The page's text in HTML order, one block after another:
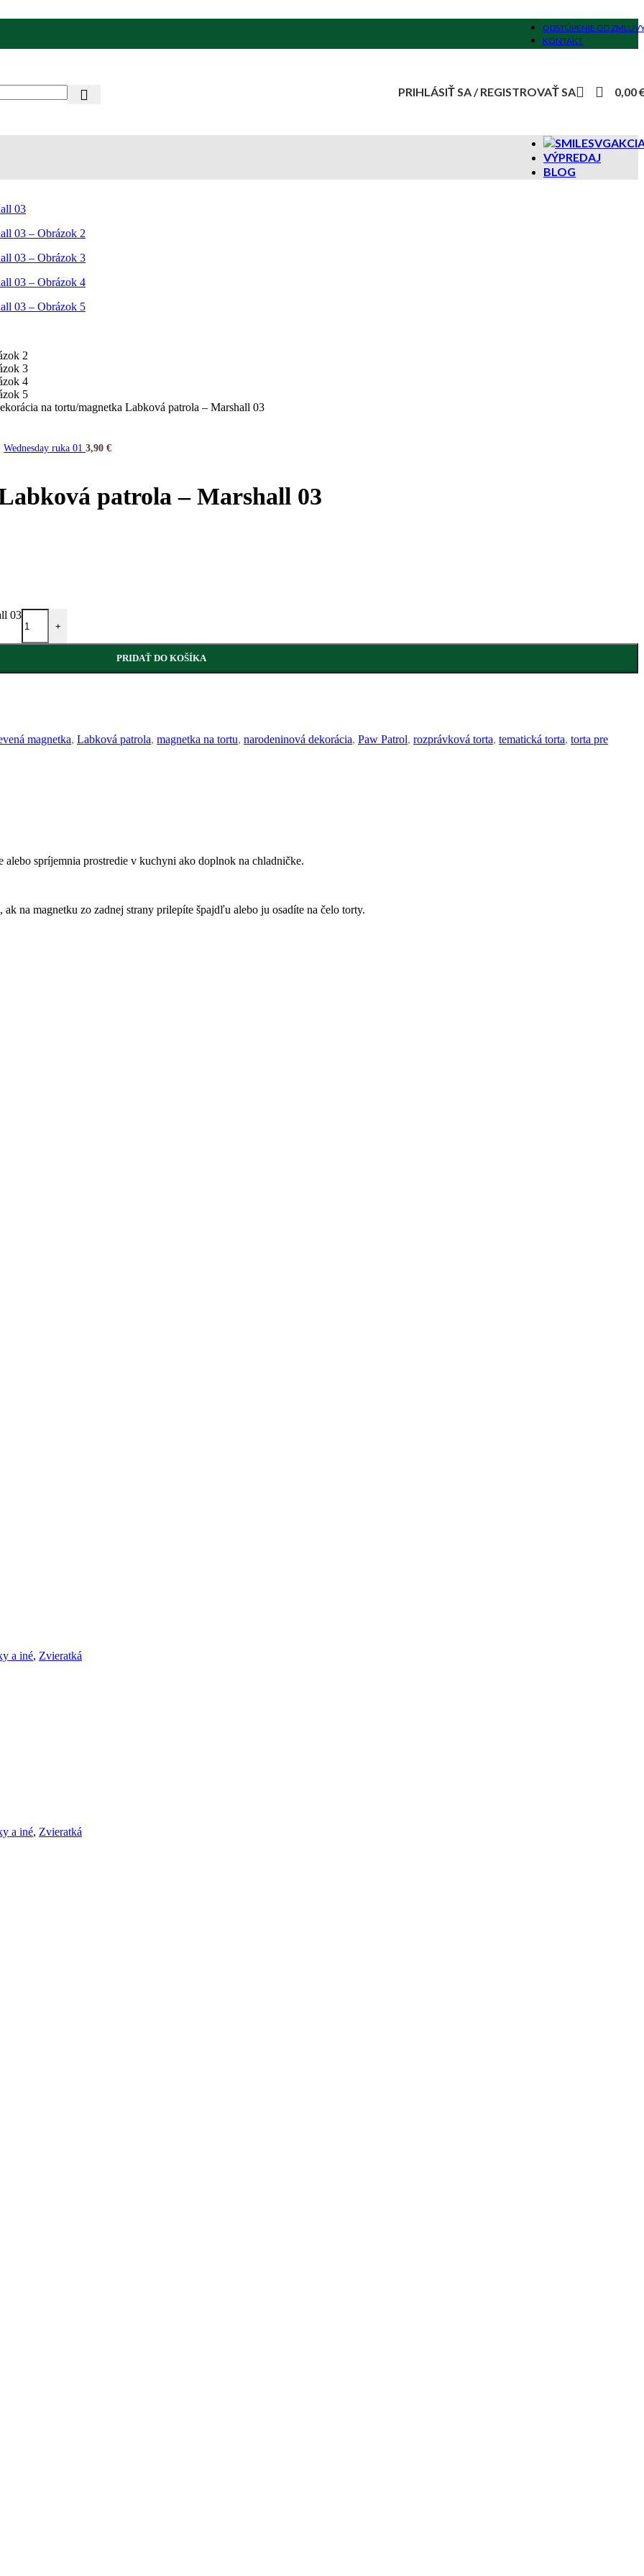
ODSTÚPENIE OD
KONTAKT
PRIHLÁSIŤ SA / REGISTROVAŤ SA 0,00
VÝPREDAJ
BLOG
na tortu/magnetka Labková patrola – Marshall 03
Wednesday ruka 01 3,90 €
patrola – Marshall 03
03
+
PRIDAŤ DO KOŠÍKA
magnetka, Labková patrola, magnetka na tortu, narodeninová dekorácia, Paw Patrol, rozprávková torta, tematická torta, torta pre
spríjemnia prostredie v kuchyni ako doplnok na chladničke.
na magnetku zo zadnej strany prilepíte špajdľu alebo ju osadíte na čelo torty.
a iné, Zvieratká
a iné, Zvieratká